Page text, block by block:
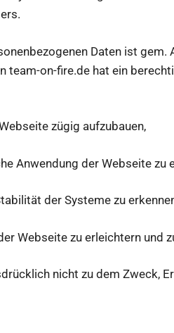
Daten ist gem.
team-on-fire.de hat ein
zügig aufzubauen,
der Webseite zu
der Systeme zu erkennen
zu erleichtern und
nicht zu dem Zweck,